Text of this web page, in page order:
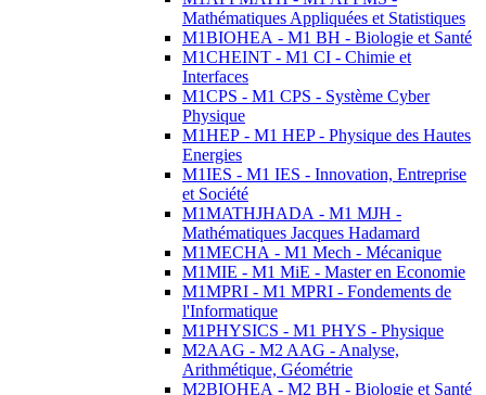
Mathématiques Appliquées et Statistiques
M1BIOHEA - M1 BH - Biologie et Santé
M1CHEINT - M1 CI - Chimie et
Interfaces
M1CPS - M1 CPS - Système Cyber
Physique
M1HEP - M1 HEP - Physique des Hautes
Energies
M1IES - M1 IES - Innovation, Entreprise
et Société
M1MATHJHADA - M1 MJH -
Mathématiques Jacques Hadamard
M1MECHA - M1 Mech - Mécanique
M1MIE - M1 MiE - Master en Economie
M1MPRI - M1 MPRI - Fondements de
l'Informatique
M1PHYSICS - M1 PHYS - Physique
M2AAG - M2 AAG - Analyse,
Arithmétique, Géométrie
M2BIOHEA - M2 BH - Biologie et Santé